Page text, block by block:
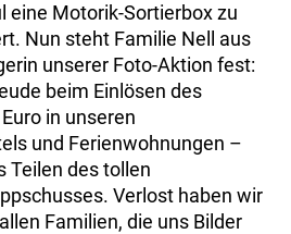
eine Motorik-Sortierbox zu
Nun steht Familie Nell aus
unserer Foto-Aktion fest:
beim Einlösen des
in unseren
und Ferienwohnungen –
Teilen des tollen
Verlost haben wir
Familien, die uns Bilder